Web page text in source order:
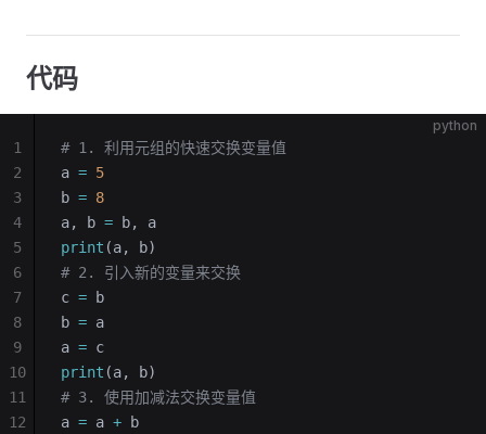
代码
python
# 1. 利用元组的快速交换变量值
a = 5
b = 8
a, b = b, a
print (a, b)
# 2. 引入新的变量来交换
c = b
b = a
a = c
print (a, b)
# 3. 使用加减法交换变量值
a = a + b
1
2
3
4
5
6
7
8
9
10
11
12